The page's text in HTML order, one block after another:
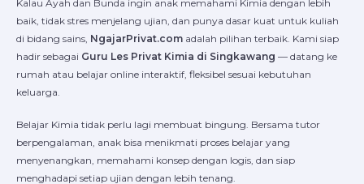
Kalau Ayah dan Bunda ingin anak memahami Kimia dengan lebih
baik, tidak stres menjelang ujian, dan punya dasar kuat untuk kuliah
di bidang sains, NgajarPrivat.com adalah pilihan terbaik. Kami siap
hadir sebagai Guru Les Privat Kimia di Singkawang — datang ke
rumah atau belajar online interaktif, fleksibel sesuai kebutuhan
keluarga.
Belajar Kimia tidak perlu lagi membuat bingung. Bersama tutor
berpengalaman, anak bisa menikmati proses belajar yang
menyenangkan, memahami konsep dengan logis, dan siap
menghadapi setiap ujian dengan lebih tenang.